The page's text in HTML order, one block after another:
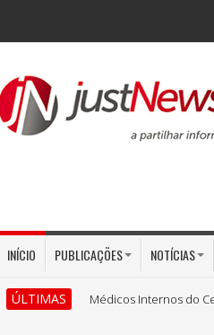
INÍCIO PUBLICAÇÕES NOTÍCIAS
ÚLTIMAS Médicos Internos do